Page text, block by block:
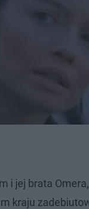
i jej brata
kraju